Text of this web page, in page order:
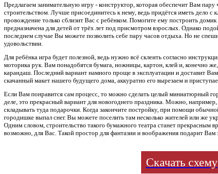
Предлагаем занимательную игру - конструктор, которая обеспечит Вам пару
строительством. Лучше присоединитесь к нему, ведь придётся иметь дело с
провождение только сблизит Вас с ребёнком. Помогите ему построить
предназначена для детей от трёх лет под присмотром взрослых. Однако
последнем случае Вы можете позволить себе пару часов отдыха. Но не
удовольствии.
Для ребёнка игра будет полезной, ведь нужно всё склеить согласно
моторика рук. Вам понадобятся бумага, ножницы, картон, клей и, конечно
карандаш. Последний вариант намного проще в эксплуатации и доставит
скачанный макет нашего будущего дома, аккуратно его вырезаем и
Если Вам понравится сам процесс, то можно сделать целый миниатюрный
деле, это прекрасный вариант для новогоднего праздника. Можно,
складывать туда подарочки. Когда закончите постройку, при помощи
городишке выпал снег. Вы можете поселить там несколько жителей или же
Одним словом, строительство такого бумажного театра станет
возможно, для Вас. Такой простор для фантазии и воображения подарит Вам
Скачать схему